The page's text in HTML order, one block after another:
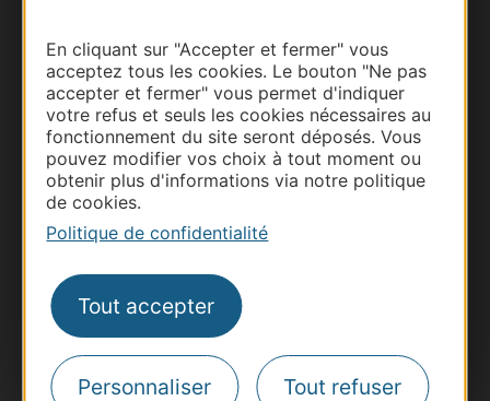
En cliquant sur "Accepter et fermer" vous
acceptez tous les cookies. Le bouton "Ne pas
accepter et fermer" vous permet d'indiquer
votre refus et seuls les cookies nécessaires au
fonctionnement du site seront déposés. Vous
pouvez modifier vos choix à tout moment ou
obtenir plus d'informations via notre politique
de cookies.
Politique de confidentialité
Tout accepter
Personnaliser Tout refuser
Business/Mice
Pros d'Occitanie
Voyagistes